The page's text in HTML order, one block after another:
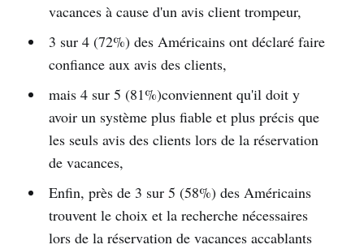
vacances à cause d'un avis client trompeur,
3 sur 4 (72%) des Américains ont déclaré faire
confiance aux avis des clients,
mais 4 sur 5 (81%)conviennent qu'il doit y
avoir un système plus fiable et plus précis que
les seuls avis des clients lors de la réservation
de vacances,
Enfin, près de 3 sur 5 (58%) des Américains
trouvent le choix et la recherche nécessaires
lors de la réservation de vacances accablants